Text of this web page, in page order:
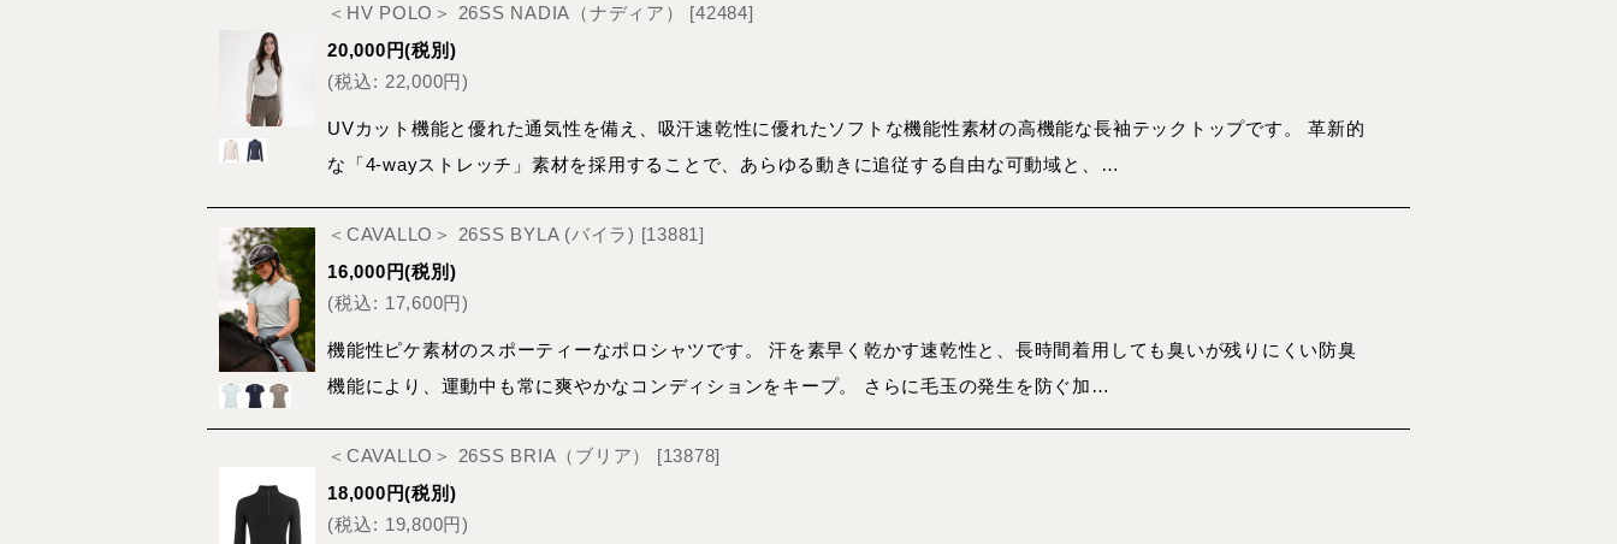
＜HV POLO＞ 26SS NADIA（ナディア） [42484]
20,000 円(税別)
(税込: 22,000円)
UVカット機能と優れた通気性を備え、吸汗速乾性に優れたソフトな機能性素材の高機能な長袖テックトップです。 革新的
な「4-wayストレッチ」素材を採用することで、あらゆる動きに追従する自由な可動域と、…
＜CAVALLO＞ 26SS BYLA (バイラ) [13881]
16,000 円(税別)
(税込: 17,600円)
機能性ピケ素材のスポーティーなポロシャツです。 汗を素早く乾かす速乾性と、長時間着用しても臭いが残りにくい防臭
機能により、運動中も常に爽やかなコンディションをキープ。 さらに毛玉の発生を防ぐ加…
＜CAVALLO＞ 26SS BRIA（ブリア） [13878]
18,000 円(税別)
(税込: 19,800円)